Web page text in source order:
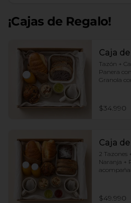
¡Cajas de Regalo!
Caja
Tazón +
Panera
Granola
$34.990
Caja
2 Tazones
Naranja +
$49.990